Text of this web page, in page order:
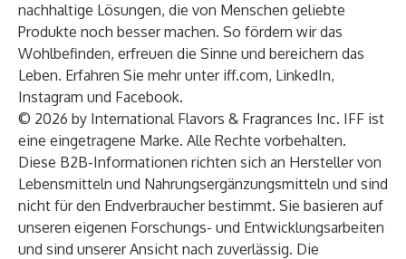
nachhaltige Lösungen, die von Menschen geliebte
Produkte noch besser machen. So fördern wir das
Wohlbefinden, erfreuen die Sinne und bereichern das
Leben. Erfahren Sie mehr unter iff.com, LinkedIn,
Instagram und Facebook.
© 2026 by International Flavors & Fragrances Inc. IFF ist
eine eingetragene Marke. Alle Rechte vorbehalten.
Diese B2B-Informationen richten sich an Hersteller von
Lebensmitteln und Nahrungsergänzungsmitteln und sind
nicht für den Endverbraucher bestimmt. Sie basieren auf
unseren eigenen Forschungs- und Entwicklungsarbeiten
und sind unserer Ansicht nach zuverlässig. Die